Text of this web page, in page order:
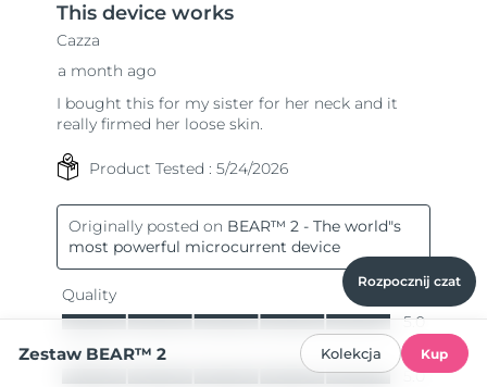
Rozpocznij czat
Zestaw BEAR™ 2 Kolekcja Kup